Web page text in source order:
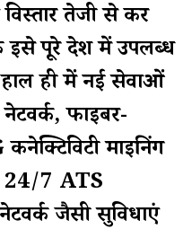
तेजी से कर
इसे पूरे देश में उपलब्ध
ही में नई सेवाओं
फाइबर-
माइनिंग
24/7 ATS
जैसी सुविधाएं